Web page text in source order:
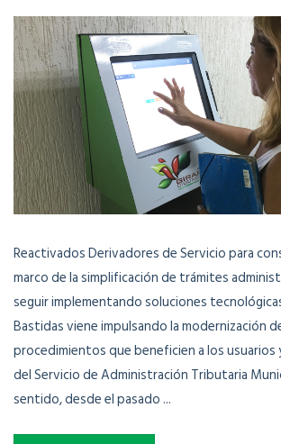
Reactivados Derivadores de Servicio para
marco de la simplificación de trámites
seguir implementando soluciones
Bastidas viene impulsando la modernización
procedimientos que beneficien a los
del Servicio de Administración Tributaria
sentido, desde el pasado ...